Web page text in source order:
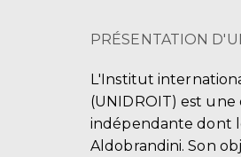
PRÉSENTATION
L'Institut
(UNIDROIT) est
indépendante dont
Aldobrandini. Son